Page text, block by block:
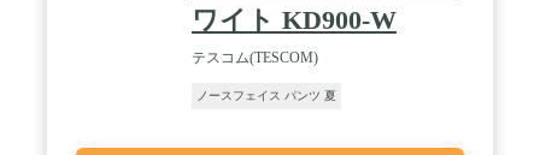
ワイト KD900-W
テスコム(TESCOM)
ノースフェイス パンツ 夏